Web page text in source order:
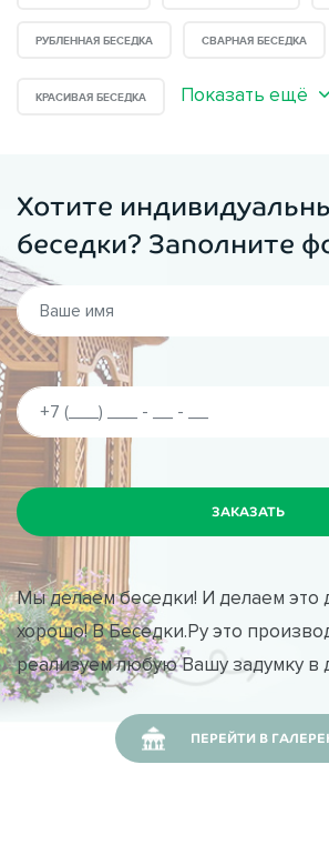
РУБЛЕННАЯ БЕСЕДКА СВАРНАЯ БЕСЕДКА
КРАСИВАЯ БЕСЕДКА Показать ещё
Хотите
беседки? Заполните
Мы делаем беседки! И делаем это
хорошо! В Беседки.Ру это
реализуем любую Вашу задумку в
ПЕРЕЙТИ В